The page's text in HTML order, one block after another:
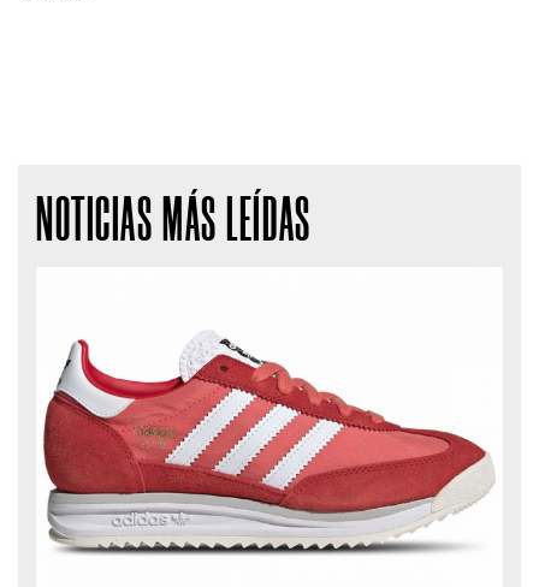
NOTICIAS MÁS LEÍDAS